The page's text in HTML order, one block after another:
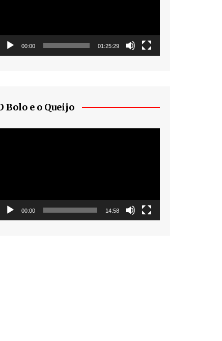
00:00 01:25:29
Bolo e o Queijo
00:00 14:58